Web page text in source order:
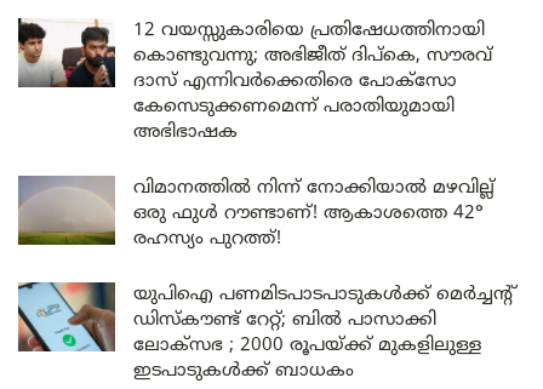
12 വയസ്സുകാരിയെ പ്രതിഷേധത്തിനായി
കൊണ്ടുവന്നു; അഭിജീത് ദിപ്കെ, സൗരവ്
ദാസ് എന്നിവർക്കെതിരെ പോക്സോ
കേസെടുക്കണമെന്ന് പരാതിയുമായി
അഭിഭാഷക
വിമാനത്തിൽ നിന്ന് നോക്കിയാൽ മഴവില്ല്
ഒരു ഫുൾ റൗണ്ടാണ്! ആകാശത്തെ 42°
രഹസ്യം പുറത്ത്!
യുപിഐ പണമിടപാടപാടുകൾക്ക് മെർച്ചന്റ്
ഡിസ്കൗണ്ട് റേറ്റ്; ബിൽ പാസാക്കി
ലോക്സഭ ; 2000 രൂപയ്ക്ക് മുകളിലുള്ള
ഇടപാടുകൾക്ക് ബാധകം